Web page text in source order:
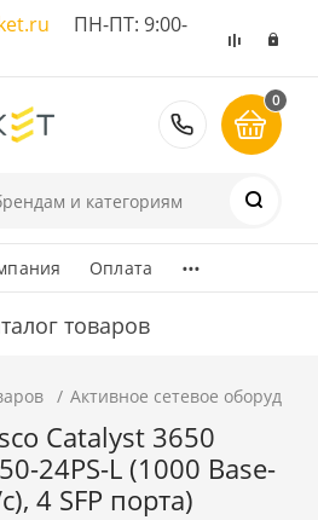
ПН-ПТ: 9:00-
8 (495)
0
Оплата ...
товаров
Активное сетевое
Catalyst 3650
24PS-L (1000 Base-
4 SFP порта)